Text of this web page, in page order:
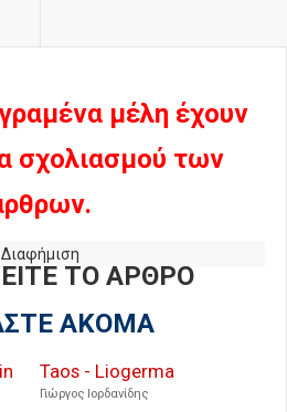
μέλη έχουν
σχολιασμού των
Διαφήμιση
ΤΟ ΑΡΘΡΟ
ΑΚΟΜΑ
Taos - Liogerma
Γιώργος Ιορδανίδης